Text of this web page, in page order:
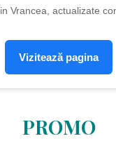
Vrancea, actualizate
Vizitează pagina
PROMO